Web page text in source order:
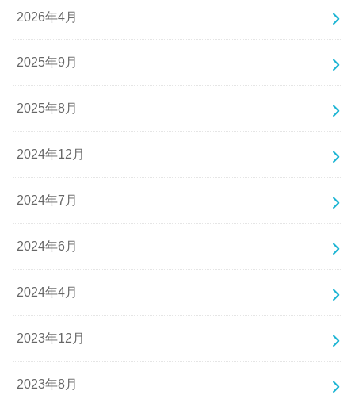
2026年4月
2025年9月
2025年8月
2024年12月
2024年7月
2024年6月
2024年4月
2023年12月
2023年8月